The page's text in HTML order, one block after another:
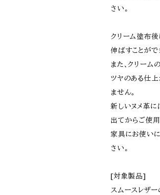
さい｡
クリーム塗布
伸ばすことがで
また､クリーム
ツヤのある仕
ません｡
新しいヌメ革
出てからご使用
家具にお使い
さい。
[対象製品]
スムースレザー